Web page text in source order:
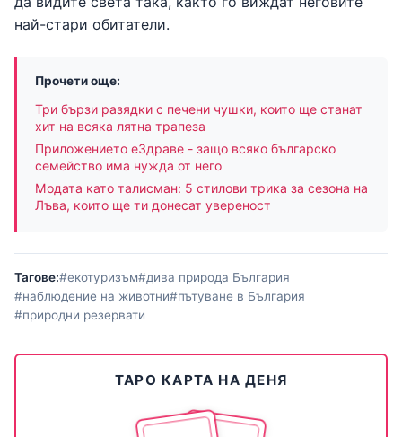
най-стари обитатели.
Прочети още:
Три бързи разядки с печени чушки, които ще станат
хит на всяка лятна трапеза
Приложението еЗдраве - защо всяко българско
семейство има нужда от него
Модата като талисман: 5 стилови трика за сезона на
Лъва, които ще ти донесат увереност
Тагове:#екотуризъм#дива природа България
#наблюдение на животни#пътуване в България
#природни резервати
ТАРО КАРТА НА ДЕНЯ